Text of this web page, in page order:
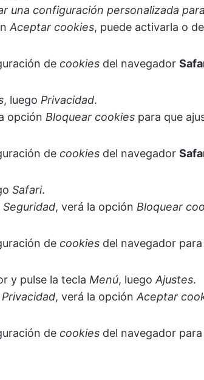
una configuración personalizada
Aceptar cookies, puede activarla o
de cookies del navegador
, luego Privacidad.
opción Bloquear cookies para que
de cookies del navegador
Safari.
Seguridad, verá la opción Bloquear
de cookies del navegador
y pulse la tecla Menú, luego Ajustes.
, verá la opción Aceptar
de cookies del navegador